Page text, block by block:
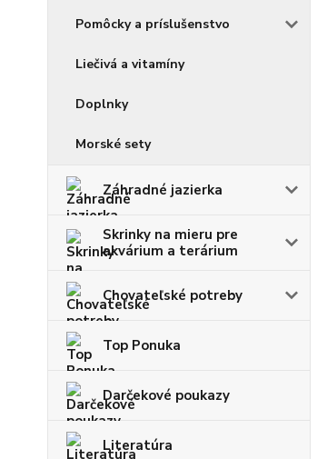
Pomôcky a príslušenstvo
Liečivá a vitamíny
Doplnky
Morské sety
Záhradné jazierka
Skrinky na mieru pre
akvárium a terárium
Chovateľské potreby
Top Ponuka
Darčekové poukazy
Literatúra